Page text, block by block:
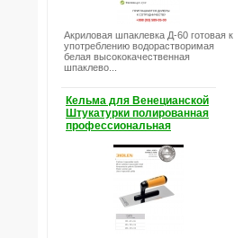
Акриловая шпаклевка Д-60 готовая к
употреблению водорастворимая
белая высококачественная
шпаклево...
Кельма для Венецианской
Штукатурки полированная
профессиональная